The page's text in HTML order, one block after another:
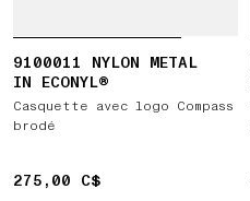
9100011 NYLON METAL
IN ECONYL®
Casquette avec logo Compass
brodé
275,00 C$
275,00 C$